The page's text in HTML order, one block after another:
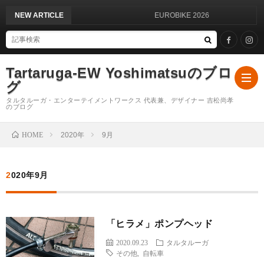
Tartaruga-EW Yoshimatsuのブロ
グ
タルタルーガ・エンターテイメントワークス 代表兼、デザイナー 吉松尚孝
のブログ
NEW ARTICLE EUROBIKE 2026
HOME 2020年 9月
2020年9月
「ヒラメ」ポンプヘッド
2020.09.23
タルタルーガ
その他
自転車